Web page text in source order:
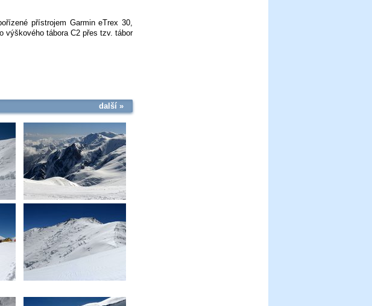
přístrojem Garmin eTrex 30,
výškového tábora C2 přes tzv. tábor
další »